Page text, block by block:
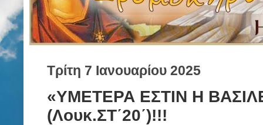
Τρίτη 7 Ιανουαρίου 2025
«ΥΜΕΤΕΡΑ ΕΣΤΙΝ Η
(Λουκ.ΣΤ΄20΄)!!!